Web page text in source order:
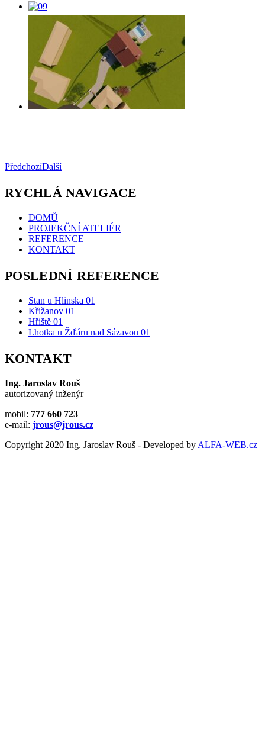
PředchozíDalší
RYCHLÁ NAVIGACE
DOMŮ
PROJEKČNÍ ATELIÉR
REFERENCE
KONTAKT
POSLEDNÍ REFERENCE
Stan u Hlinska 01
Křižanov 01
Hřiště 01
Lhotka u Žďáru nad Sázavou 01
KONTAKT
Ing. Jaroslav Rouš
autorizovaný inženýr
mobil: 777 660 723
e-mail: jrous@jrous.cz
Copyright 2020 Ing. Jaroslav Rouš - Developed by ALFA-WEB.cz